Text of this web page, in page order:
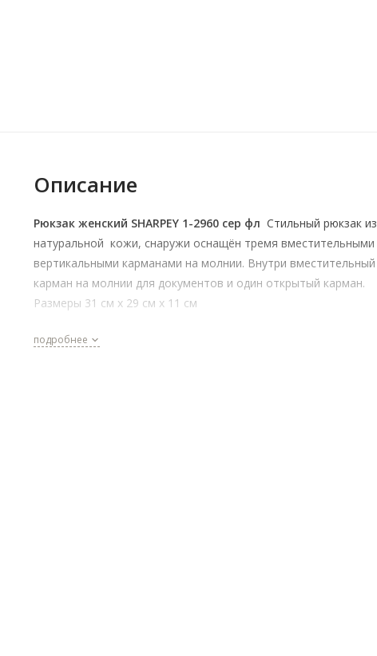
Описание
Рюкзак женский SHARPEY 1-2960 сер фл Стильный рюкзак из
натуральной кожи, снаружи оснащён тремя вместительными
вертикальными карманами на молнии. Внутри вместительный
карман на молнии для документов и один открытый карман.
Размеры 31 см x 29 см х 11 см
подробнее